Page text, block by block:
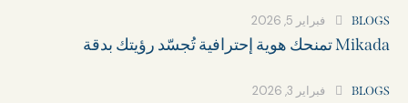
BLOGS فبراير 5, 2026
Mikada تمنحك هوية إحترافية تُجسّد رؤيتك بدقة
BLOGS فبراير 3, 2026